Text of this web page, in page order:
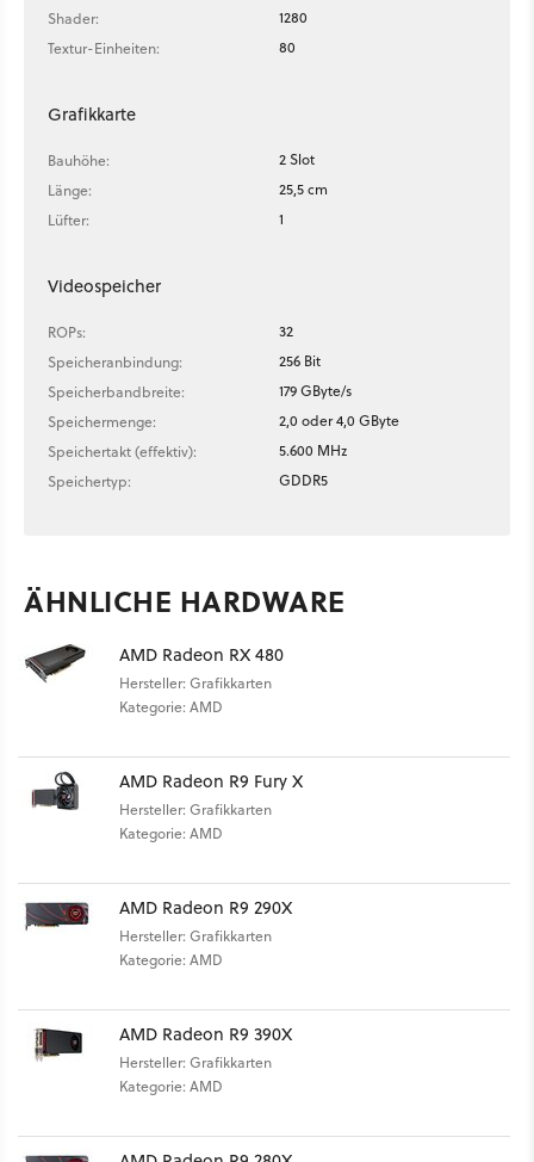
Shader:
1280
Textur-Einheiten:
80
Grafikkarte
Bauhöhe:
2 Slot
Länge:
25,5 cm
Lüfter:
1
Videospeicher
ROPs:
32
Speicheranbindung:
256 Bit
Speicherbandbreite:
179 GByte/s
Speichermenge:
2,0 oder 4,0 GByte
Speichertakt (effektiv):
5.600 MHz
Speichertyp:
GDDR5
ÄHNLICHE HARDWARE
AMD Radeon RX 480
Hersteller: Grafikkarten
Kategorie: AMD
AMD Radeon R9 Fury X
Hersteller: Grafikkarten
Kategorie: AMD
AMD Radeon R9 290X
Hersteller: Grafikkarten
Kategorie: AMD
AMD Radeon R9 390X
Hersteller: Grafikkarten
Kategorie: AMD